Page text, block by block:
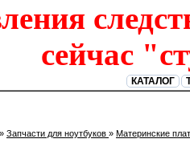
сейчас
КАТАЛОГ
» Запчасти для ноутбуков » Материнские